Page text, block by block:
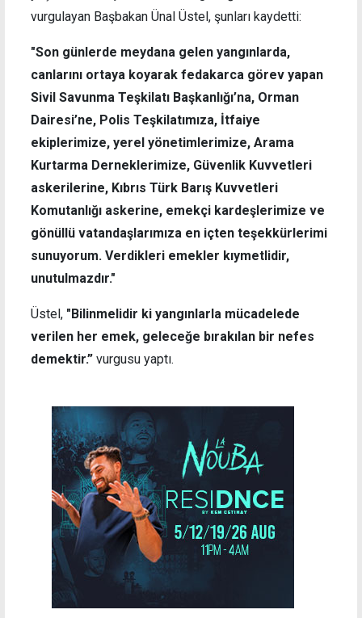
vurgulayan Başbakan Ünal Üstel, şunları kaydetti:
"Son günlerde meydana gelen yangınlarda,
canlarını ortaya koyarak fedakarca görev yapan
Sivil Savunma Teşkilatı Başkanlığı’na, Orman
Dairesi’ne, Polis Teşkilatımıza, İtfaiye
ekiplerimize, yerel yönetimlerimize, Arama
Kurtarma Derneklerimize, Güvenlik Kuvvetleri
askerilerine, Kıbrıs Türk Barış Kuvvetleri
Komutanlığı askerine, emekçi kardeşlerimize ve
gönüllü vatandaşlarımıza en içten teşekkürlerimi
sunuyorum. Verdikleri emekler kıymetlidir,
unutulmazdır."
Üstel, "Bilinmelidir ki yangınlarla mücadelede
verilen her emek, geleceğe bırakılan bir nefes
demektir.” vurgusu yaptı.